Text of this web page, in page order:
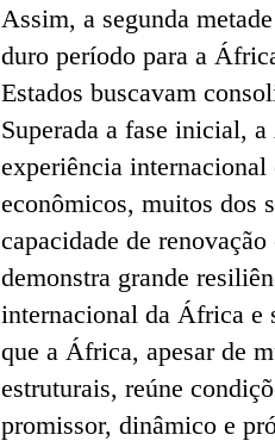
Assim, a segunda
duro período para a
Estados buscavam
Superada a fase inicial,
experiência
econômicos, muitos dos
capacidade de
demonstra grande
internacional da África e
que a África, apesar de
estruturais, reúne
promissor, dinâmico e